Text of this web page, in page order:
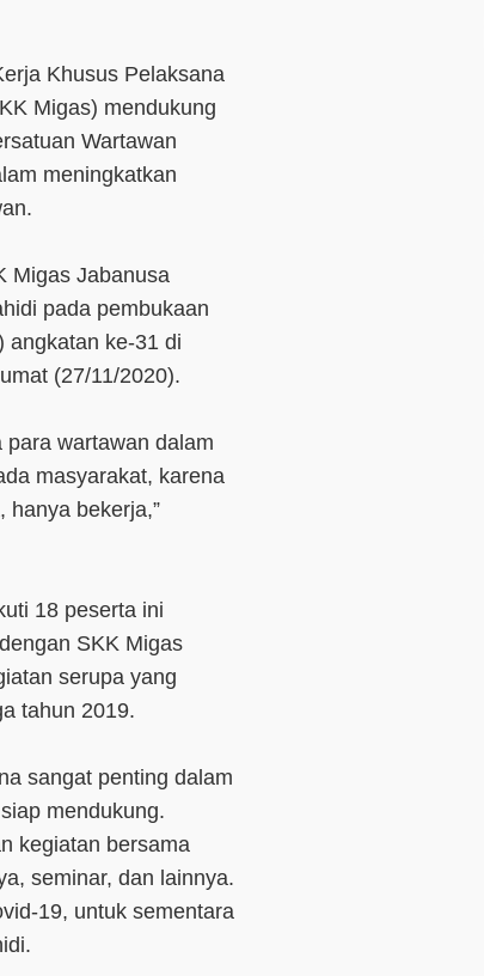
Khusus Pelaksana
Migas) mendukung
Wartawan
meningkatkan
Migas Jabanusa
pada pembukaan
angkatan ke-31 di
(27/11/2020).
para wartawan dalam
masyarakat, karena
hanya bekerja,”
18 peserta ini
SKK Migas
serupa yang
tahun 2019.
sangat penting dalam
mendukung.
kegiatan bersama
seminar, dan lainnya.
19, untuk sementara